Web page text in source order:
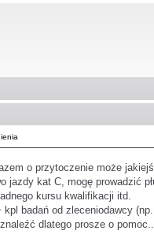
o przytoczenie może
jazdy kat C, mogę prowadzić
kursu kwalifikacji itd.
kpl badań od zleceniodawcy
dlatego prosze o